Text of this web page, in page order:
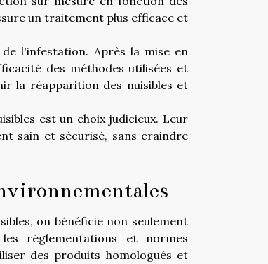
un traitement plus efficace et
l'infestation. Après la mise en
des méthodes utilisées et
la réapparition des nuisibles et
est un choix judicieux. Leur
sain et sécurisé, sans craindre
on bénéficie non seulement
réglementations et normes
des produits homologués et